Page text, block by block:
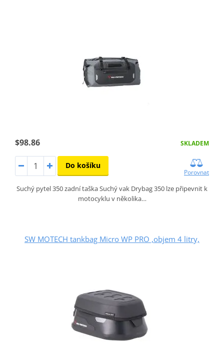
$98.86 SKLADEM
Do košíku
Porovnat
Suchý pytel 350 zadní taška Suchý vak Drybag 350 lze připevnit k
motocyklu v několika…
SW MOTECH tankbag Micro WP PRO ,objem 4 litry,